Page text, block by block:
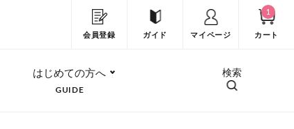
会員登録
ガイド マイページ
1
カート
はじめての方へ
GUIDE
検索